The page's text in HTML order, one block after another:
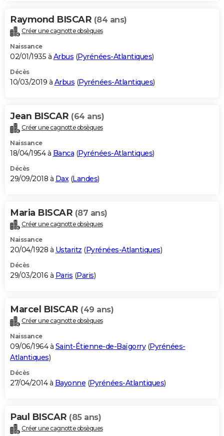
Raymond BISCAR (84 ans)
Créer une cagnotte obsèques
Naissance
02/01/1935 à Arbus (Pyrénées-Atlantiques)
Décès
10/03/2019 à Arbus (Pyrénées-Atlantiques)
Jean BISCAR (64 ans)
Créer une cagnotte obsèques
Naissance
18/04/1954 à Banca (Pyrénées-Atlantiques)
Décès
29/09/2018 à Dax(Landes)
Maria BISCAR (87 ans)
Créer une cagnotte obsèques
Naissance
20/04/1928 à Ustaritz (Pyrénées-Atlantiques)
Décès
29/03/2016 à Paris (Paris)
Marcel BISCAR (49 ans)
Créer une cagnotte obsèques
Naissance
09/06/1964 à Saint-Étienne-de-Baïgorry(Pyrénées-
Atlantiques)
Décès
27/04/2014 à Bayonne (Pyrénées-Atlantiques)
Paul BISCAR (85 ans)
Créer une cagnotte obsèques